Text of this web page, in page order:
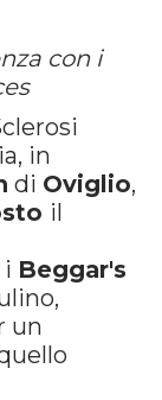
con i
in
di Oviglio,
il
i Beggar's
un